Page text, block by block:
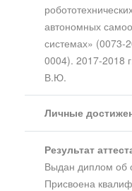
автономных
системах» (0073-
0004). 2017-2018
В.Ю.
Личные
Результат
Выдан диплом об
Присвоена